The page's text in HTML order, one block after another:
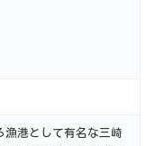
漁港として有名な三崎